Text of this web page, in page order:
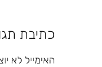
כתיבת
האימייל לא